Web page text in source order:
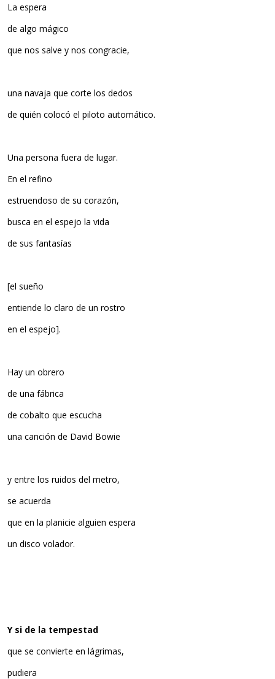
La espera
de algo mágico
que nos salve y nos congracie,
una navaja que corte los dedos
de quién colocó el piloto automático.
Una persona fuera de lugar.
En el refino
estruendoso de su corazón,
busca en el espejo la vida
de sus fantasías
[el sueño
entiende lo claro de un rostro
en el espejo].
Hay un obrero
de una fábrica
de cobalto que escucha
una canción de David Bowie
y entre los ruidos del metro,
se acuerda
que en la planicie alguien espera
un disco volador.
Y si de la tempestad
que se convierte en lágrimas,
pudiera